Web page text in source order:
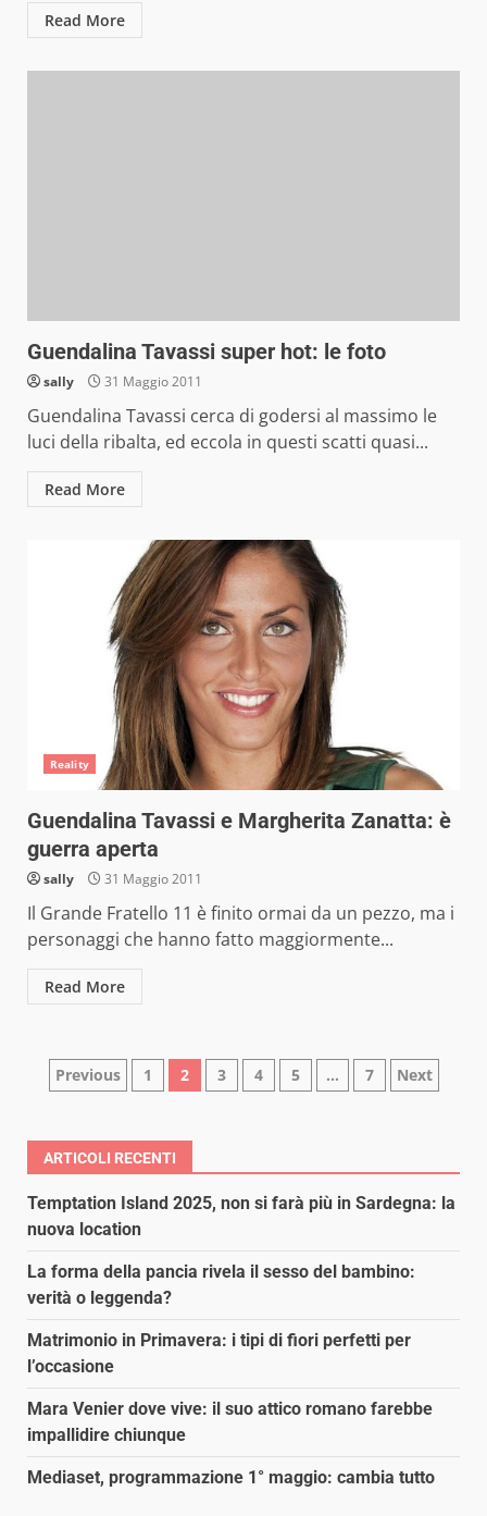
Read More
Guendalina Tavassi super hot: le foto
sally 31 Maggio 2011
Guendalina Tavassi cerca di godersi al massimo le
luci della ribalta, ed eccola in questi scatti quasi...
Read More
Reality
Guendalina Tavassi e Margherita Zanatta: è
guerra aperta
sally 31 Maggio 2011
Il Grande Fratello 11 è finito ormai da un pezzo, ma i
personaggi che hanno fatto maggiormente...
Read More
Paginazione
articoli
Previous 1 2 3 4 5 … 7 Next
ARTICOLI RECENTI
Temptation Island 2025, non si farà più in Sardegna: la
nuova location
La forma della pancia rivela il sesso del bambino:
verità o leggenda?
Matrimonio in Primavera: i tipi di fiori perfetti per
l’occasione
Mara Venier dove vive: il suo attico romano farebbe
impallidire chiunque
Mediaset, programmazione 1° maggio: cambia tutto